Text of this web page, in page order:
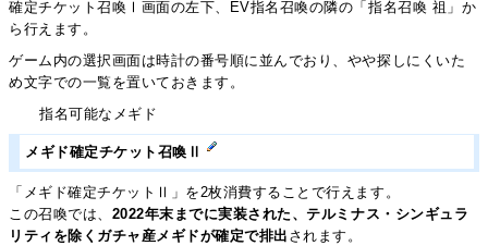
確定チケット召喚Ⅰ画面の左下、EV指名召喚の隣の「指名召喚 祖」か
ら行えます。
ゲーム内の選択画面は時計の番号順に並んでおり、やや探しにくいた
め文字での一覧を置いておきます。
指名可能なメギド
メギド確定チケット召喚Ⅱ
「メギド確定チケットⅡ」を2枚消費することで行えます。
この召喚では、 2022年末までに実装された、テルミナス・シンギュラ
リティを除くガチャ産メギドが確定で排出 されます。